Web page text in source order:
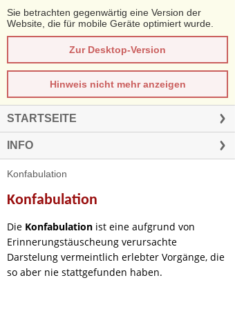
Sie betrachten gegenwärtig eine Version der
Website, die für mobile Geräte optimiert wurde.
Zur Desktop-Version
Hinweis nicht mehr anzeigen
STARTSEITE
INFO
Konfabulation
Konfabulation
Die Konfabulation ist eine aufgrund von
Erinnerungstäuscheung verursachte
Darstelung vermeintlich erlebter Vorgänge, die
so aber nie stattgefunden haben.